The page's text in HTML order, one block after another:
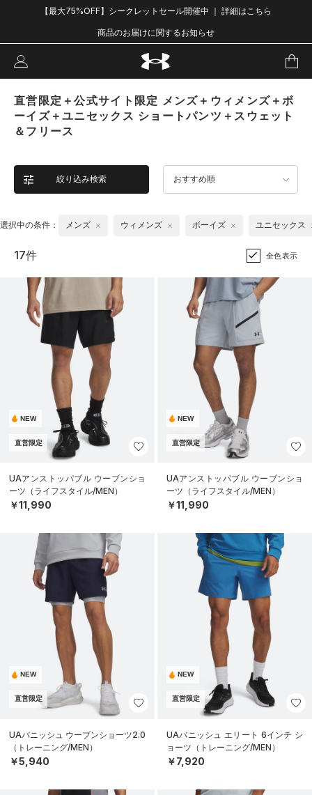
【最大75%OFF】シークレットセール開催中 ｜ 詳細はこちら
商品のお届けに関するお知らせ
直営限定＋公式サイト限定 メンズ＋ウィメンズ＋ボ
ーイズ＋ユニセックス ショートパンツ＋スウェット
＆フリース
絞り込み検索 おすすめ順
選択中の条件： メンズ ウィメンズ ボーイズ ユニセックス
17件 全色表示
NEW
直営限定
UAアンストッパブル ウーブンショ
ーツ（ライフスタイル/MEN）
￥11,990
NEW
直営限定
UAアンストッパブル ウーブンショ
ーツ（ライフスタイル/MEN）
￥11,990
NEW
直営限定
UAバニッシュ ウーブンショーツ2.0
（トレーニング/MEN）
￥5,940
NEW
直営限定
UAバニッシュ エリート 6インチ シ
ョーツ（トレーニング/MEN）
￥7,920